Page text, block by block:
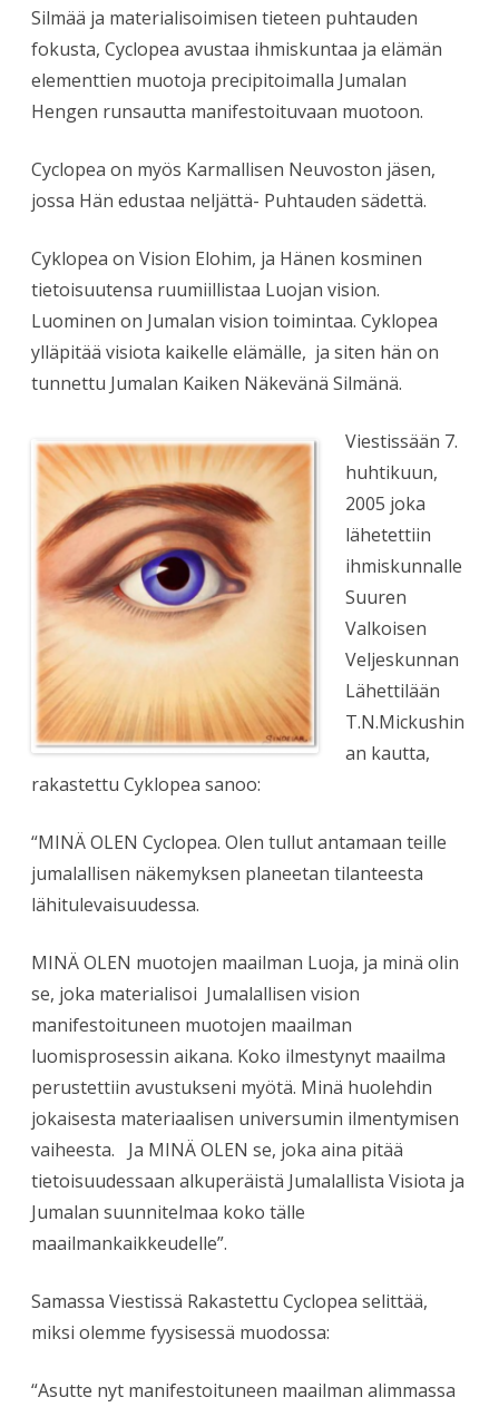
Silmää ja materialisoimisen tieteen puhtauden
fokusta, Cyclopea avustaa ihmiskuntaa ja elämän
elementtien muotoja precipitoimalla Jumalan
Hengen runsautta manifestoituvaan muotoon.
Cyclopea on myös Karmallisen Neuvoston jäsen,
jossa Hän edustaa neljättä- Puhtauden sädettä.
Cyklopea on Vision Elohim, ja Hänen kosminen
tietoisuutensa ruumiillistaa Luojan vision.
Luominen on Jumalan vision toimintaa. Cyklopea
ylläpitää visiota kaikelle elämälle, ja siten hän on
tunnettu Jumalan Kaiken Näkevänä Silmänä.
Viestissään 7.
huhtikuun,
2005 joka
lähetettiin
ihmiskunnalle
Suuren
Valkoisen
Veljeskunnan
Lähettilään
T.N.Mickushin
an kautta,
rakastettu Cyklopea sanoo:
“MINÄ OLEN Cyclopea. Olen tullut antamaan teille
jumalallisen näkemyksen planeetan tilanteesta
lähitulevaisuudessa.
MINÄ OLEN muotojen maailman Luoja, ja minä olin
se, joka materialisoi Jumalallisen vision
manifestoituneen muotojen maailman
luomisprosessin aikana. Koko ilmestynyt maailma
perustettiin avustukseni myötä. Minä huolehdin
jokaisesta materiaalisen universumin ilmentymisen
vaiheesta. Ja MINÄ OLEN se, joka aina pitää
tietoisuudessaan alkuperäistä Jumalallista Visiota ja
Jumalan suunnitelmaa koko tälle
maailmankaikkeudelle”.
Samassa Viestissä Rakastettu Cyclopea selittää,
miksi olemme fyysisessä muodossa:
“Asutte nyt manifestoituneen maailman alimmassa